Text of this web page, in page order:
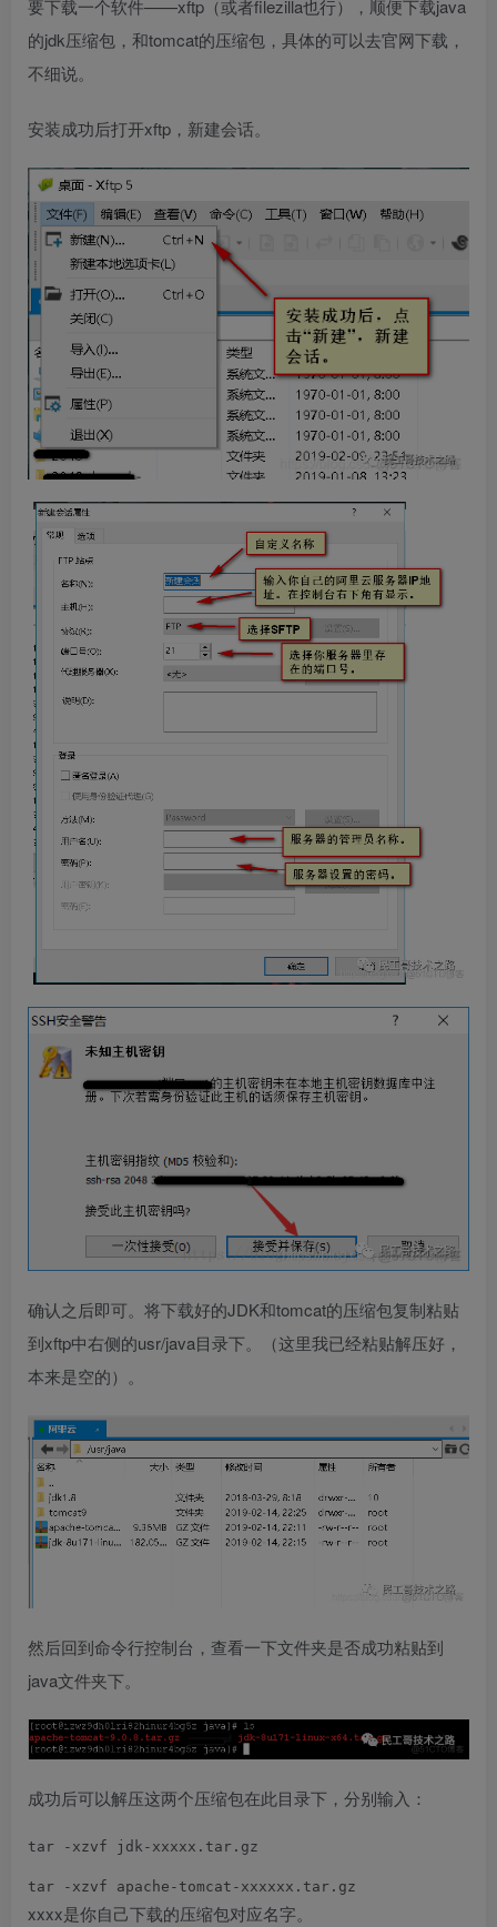
要下载一个软件——xftp（或者filezilla也行），顺便下载java
的jdk压缩包，和tomcat的压缩包，具体的可以去官网下载，
不细说。
安装成功后打开xftp，新建会话。
确认之后即可。将下载好的JDK和tomcat的压缩包复制粘贴
到xftp中右侧的usr/java目录下。（这里我已经粘贴解压好，
本来是空的）。
然后回到命令行控制台，查看一下文件夹是否成功粘贴到
java文件夹下。
成功后可以解压这两个压缩包在此目录下，分别输入：
tar -xzvf jdk-xxxxx.tar.gz
tar -xzvf apache-tomcat-xxxxxx.tar.gz
xxxx是你自己下载的压缩包对应名字。